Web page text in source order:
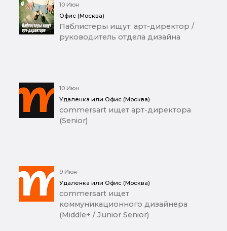
10 Июн
Офис (Москва)
Паблистеры ищут: арт-директор /
руководитель отдела дизайна
10 Июн
Удаленка или Офис (Москва)
commersart ищет арт-директора
(Senior)
9 Июн
Удаленка или Офис (Москва)
commersart ищет
коммуникационного дизайнера
(Middle+ / Junior Senior)